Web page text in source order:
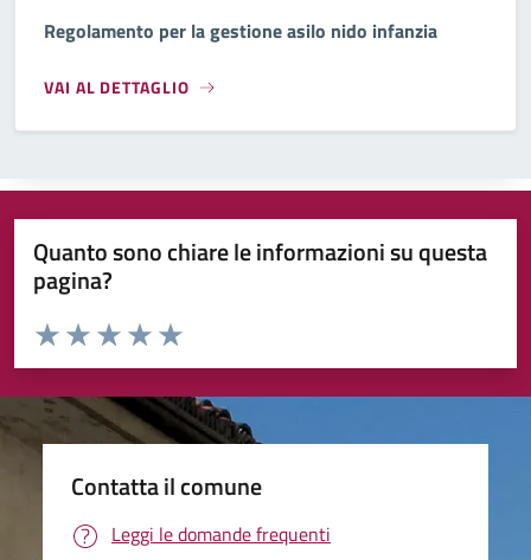
Regolamento per la gestione asilo nido infanzia
VAI AL DETTAGLIO
Quanto sono chiare le informazioni su questa
pagina?
Valuta da 1 a 5 stelle la pagina
Valuta 5 stelle su 5
Valuta 4 stelle su 5
Valuta 3 stelle su 5
Valuta 2 stelle su 5
Valuta 1 stelle su 5
Contatta il comune
Leggi le domande frequenti